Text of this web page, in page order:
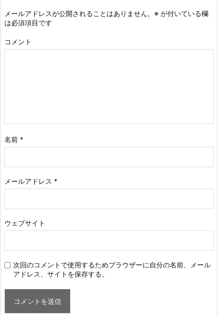
メールアドレスが公開されることはありません。 ※ が付いている欄
は必須項目です
コメント
名前 *
メールアドレス *
ウェブサイト
次回のコメントで使用するためブラウザーに自分の名前、メール
アドレス、サイトを保存する。